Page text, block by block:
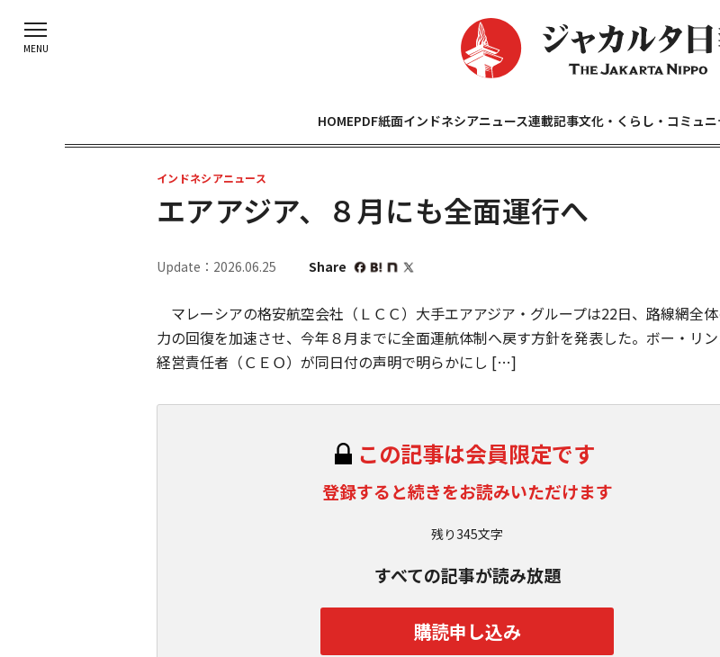
HOMEPDF紙面インドネシアニュース連載記事文化・くらし・コミュニ
インドネシアニュース
エアアジア、８月にも全面運行へ
Update：2026.06.25 Share
マレーシアの格安航空会社（ＬＣＣ）大手エアアジア・グループは22日、路線網全
力の回復を加速させ、今年８月までに全面運航体制へ戻す方針を発表した。ボー・リ
経営責任者（ＣＥＯ）が同日付の声明で明らかにし […]
この記事は会員限定です
登録すると続きをお読みいただけます
残り345文字
すべての記事が読み放題
購読申し込み